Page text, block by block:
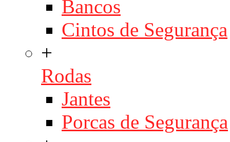
Bancos
Cintos de Segurança
+
Rodas
Jantes
Porcas de Segurança